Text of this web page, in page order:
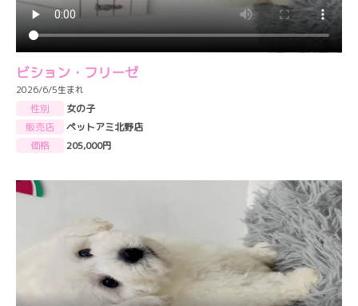
ビション・フリーゼ
2026/6/5生まれ
性別
女の子
販売店
ペットアミ北野店
価格
205,000円